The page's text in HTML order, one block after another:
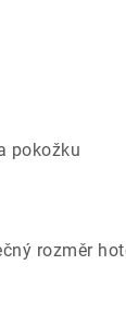
pokožku
rozměr